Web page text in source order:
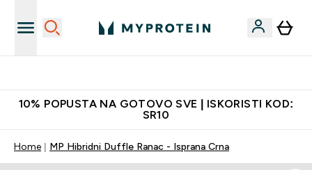
10% POPUSTA NA GOTOVO SVE | ISKORISTI KOD:
SR10
Home MP Hibridni Duffle Ranac - Isprana Crna